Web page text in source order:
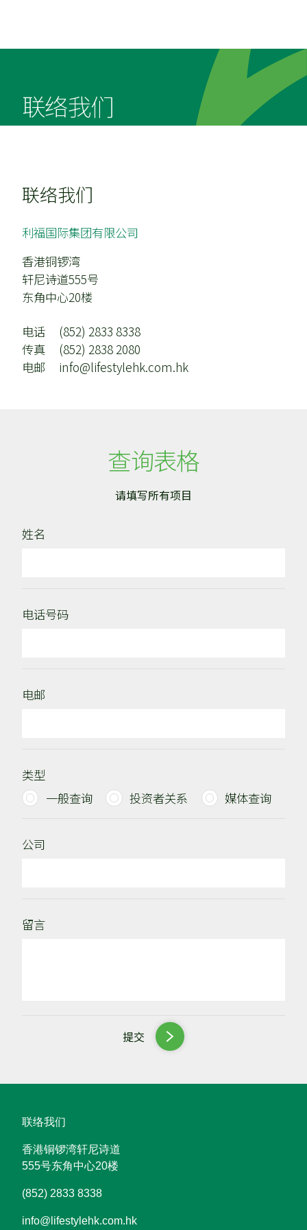
我们的品牌
集团架构
我们的承诺
业务概况
The Twins 双子汇
我们的团队
租务查询
联络我们
联络我们
联络我们
利福国际集团有限公司
香港铜锣湾
轩尼诗道555号
东角中心20楼
电话
(852) 2833 8338
传真
(852) 2838 2080
电邮
info@lifestylehk.com.hk
查询表格
请填写所有项目
姓名
电话号码
电邮
类型
一般查询
投资者关系 媒体查询
公司
留言
提交
联络我们
香港铜锣湾轩尼诗道
555号东角中心20楼
(852) 2833 8338
info@lifestylehk.com.hk